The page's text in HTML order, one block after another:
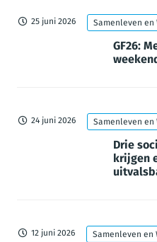
25 juni 2026 Samenleven en
GF26:
24 juni 2026 Samenleven en
Drie
krijgen
12 juni 2026 Samenleven en